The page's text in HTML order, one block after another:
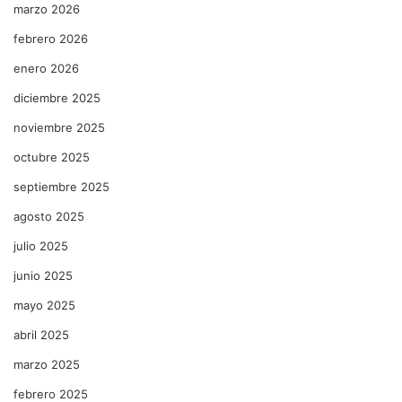
marzo 2026
febrero 2026
enero 2026
diciembre 2025
noviembre 2025
octubre 2025
septiembre 2025
agosto 2025
julio 2025
junio 2025
mayo 2025
abril 2025
marzo 2025
febrero 2025